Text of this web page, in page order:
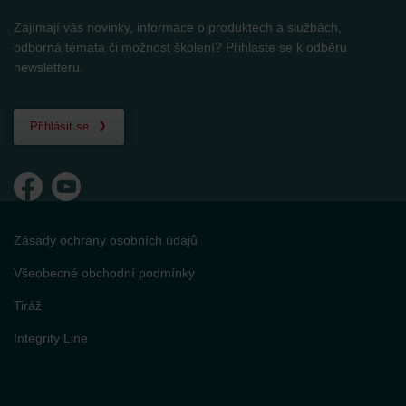
Zehnder Polska Sp. z o.o.: Oświadczenie o ochronie
danych Zehnder
Zehnder Group UK Limited: Privacy Policy
Zajímají vás novinky, informace o produktech a službách,
odborná témata či možnost školení? Přihlaste se k odběru
newsletteru.
Přihlásit se
Zásady ochrany osobních údajů
Všeobecné obchodní podmínky
Tiráž
Integrity Line